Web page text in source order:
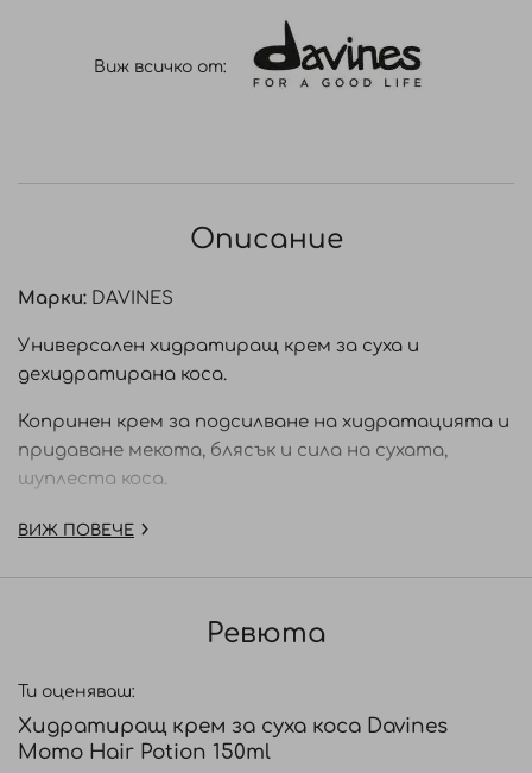
Виж всичко от:
Описание
Марки: DAVINES
Универсален хидратиращ крем за суха и
дехидратирана коса.
Копринен крем за подсилване на хидратацията и
придаване мекота, блясък и сила на сухата,
шуплеста коса.
DAVINES MOMO Hair Potion e крем без изплакване
която не утежнява косъма. Копринена текстура
хидратиране. Косата се превръща в коприна,
вредно влияние върху околната среда и
природата.
ВИЖ ПОВЕЧЕ
Ревюта
Ти оценяваш:
Хидратиращ крем за суха коса Davines
Momo Hair Potion 150ml